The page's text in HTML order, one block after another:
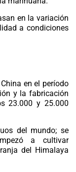
en la variación
a condiciones
en el período
y la fabricación
23.000 y 25.000
del mundo; se
a cultivar
del Himalaya